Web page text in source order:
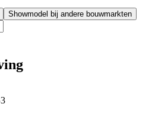
Showmodel bij andere bouwmarkten